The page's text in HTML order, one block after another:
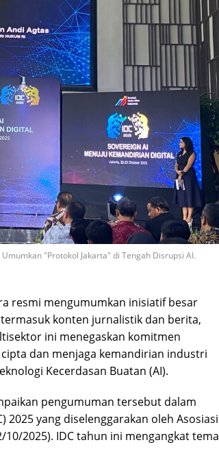
"Protokol Jakarta" di Tengah Disrupsi AI.
resmi mengumumkan inisiatif besar
konten jurnalistik dan berita,
ini menegaskan komitmen
dan menjaga kemandirian industri
Kecerdasan Buatan (AI).
pengumuman tersebut dalam
2025 yang diselenggarakan oleh Asosiasi
10/2025). IDC tahun ini mengangkat tema